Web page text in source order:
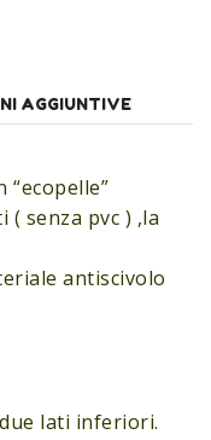
AGGIUNTIVE
“ecopelle”
senza pvc ) ,la
antiscivolo
lati inferiori.